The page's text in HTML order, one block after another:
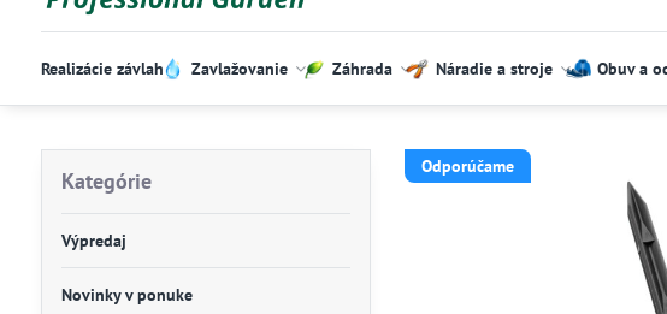
Realizácie závlah Zavlažovanie Záhrada Náradie a stroje Obuv a
Odporúčame
Kategórie
Výpredaj
Novinky v ponuke